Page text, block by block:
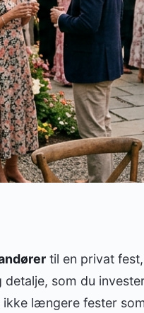
til en privat
som du
længere fester